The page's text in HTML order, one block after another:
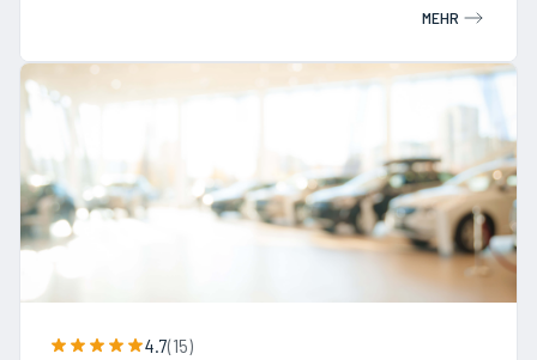
MEHR
4.7(15)